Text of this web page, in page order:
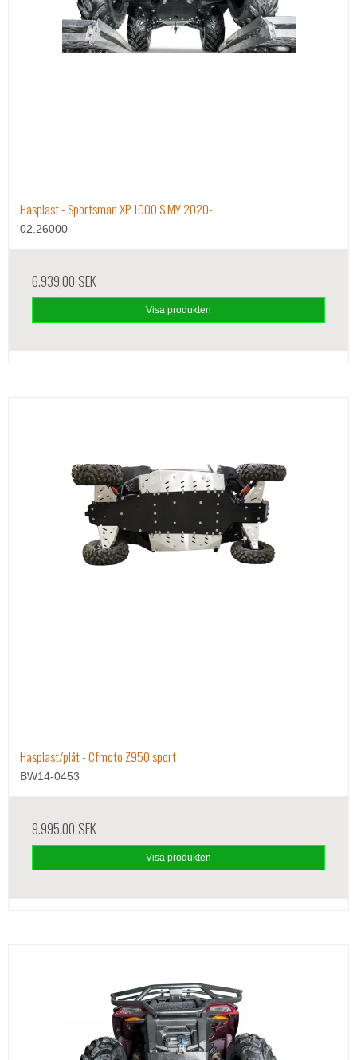
Hasplast - Sportsman XP 1000 S MY 2020-
02.26000
6.939,00 SEK
Visa produkten
Hasplast/plåt - Cfmoto Z950 sport
BW14-0453
9.995,00 SEK
Visa produkten